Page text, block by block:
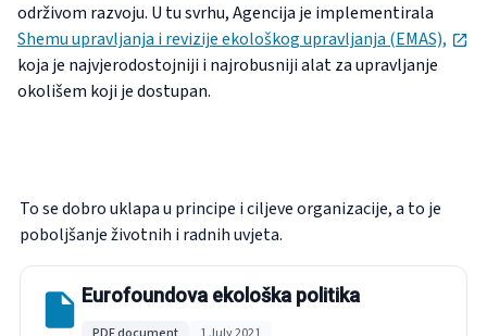
održivom razvoju. U tu svrhu, Agencija je implementirala
Shemu upravljanja i revizije ekološkog upravljanja (EMAS),
koja je najvjerodostojniji i najrobusniji alat za upravljanje
okolišem koji je dostupan.
To se dobro uklapa u principe i ciljeve organizacije, a to je
poboljšanje životnih i radnih uvjeta.
Eurofoundova ekološka politika